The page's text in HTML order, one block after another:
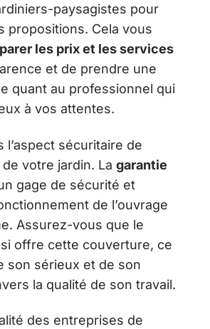
paysagistes pour
propositions. Cela vous
les prix et les services
et de prendre une
quant au professionnel qui
à vos attentes.
l’aspect sécuritaire de
de votre jardin. La garantie
gage de sécurité et
de l’ouvrage
Assurez-vous que le
offre cette couverture, ce
son sérieux et de son
la qualité de son travail.
des entreprises de